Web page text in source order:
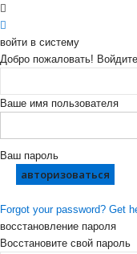
войти в систему
Добро пожаловать!
Ваше имя пользователя
Ваш пароль
Forgot your password? Get
восстановление пароля
Восстановите свой пароль